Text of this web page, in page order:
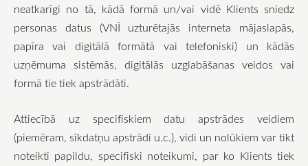
neatkarīgi no tā, kādā formā un/vai vidē Klients sniedz
personas datus (VNĪ uzturētajās interneta mājaslapās,
papīra vai digitālā formātā vai telefoniski) un kādās
uzņēmuma sistēmās, digitālās uzglabāšanas veidos vai
formā tie tiek apstrādāti.
Attiecībā uz specifiskiem datu apstrādes veidiem
(piemēram, sīkdatņu apstrādi u.c.), vidi un nolūkiem var tikt
noteikti papildu, specifiski noteikumi, par ko Klients tiek